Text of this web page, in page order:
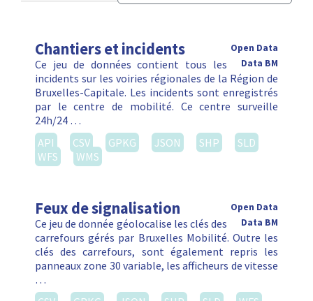
Chantiers et incidents
Open Data
Data BM
Ce jeu de données contient tous les
incidents sur les voiries régionales de la Région de
Bruxelles-Capitale. Les incidents sont enregistrés
par le centre de mobilité. Ce centre surveille
24h/24 …
API
CSV GPKG JSON SHP
SLD
WFS
WMS
Feux de signalisation
Open Data
Data BM
Ce jeu de donnée géolocalise les clés des
carrefours gérés par Bruxelles Mobilité. Outre les
clés des carrefours, sont également repris les
panneaux zone 30 variable, les afficheurs de vitesse
…